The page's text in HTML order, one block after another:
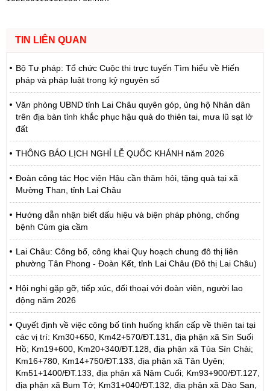
TIN LIÊN QUAN
Bộ Tư pháp: Tổ chức Cuộc thi trực tuyến Tìm hiểu về Hiến
pháp và pháp luật trong kỷ nguyên số
Văn phòng UBND tỉnh Lai Châu quyên góp, ủng hộ Nhân dân
trên địa bàn tỉnh khắc phục hậu quả do thiên tai, mưa lũ sạt lở
đất
THÔNG BÁO LỊCH NGHỈ LỄ QUỐC KHÁNH năm 2026
Đoàn công tác Học viện Hậu cần thăm hỏi, tặng quà tại xã
Mường Than, tỉnh Lai Châu
Hướng dẫn nhận biết dấu hiệu và biện pháp phòng, chống
bệnh Cúm gia cầm
Lai Châu: Công bố, công khai Quy hoạch chung đô thị liên
phường Tân Phong - Đoàn Kết, tỉnh Lai Châu (Đô thị Lai Châu)
Hội nghị gặp gỡ, tiếp xúc, đối thoại với đoàn viên, người lao
động năm 2026
Quyết định về việc công bố tình huống khẩn cấp về thiên tai tại
các vị trí: Km30+650, Km42+570/ĐT.131, địa phận xã Sin Suối
Hồ; Km19+600, Km20+340/ĐT.128, địa phận xã Tủa Sín Chải;
Km16+780, Km14+750/ĐT.133, địa phận xã Tân Uyên;
Km51+1400/ĐT.133, địa phận xã Nậm Cuổi; Km93+900/ĐT.127,
địa phận xã Bum Tở; Km31+040/ĐT.132, địa phận xã Dào San,